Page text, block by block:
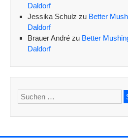
Daldorf
Jessika Schulz zu Better
Daldorf
Brauer André zu Better
Daldorf
Suchen
nach: